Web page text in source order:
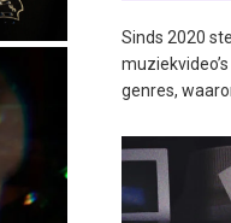
Sinds 2020
genres,